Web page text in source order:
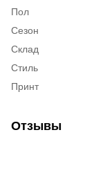
Пол
Сезон
Склад
Стиль
Принт
Отзывы